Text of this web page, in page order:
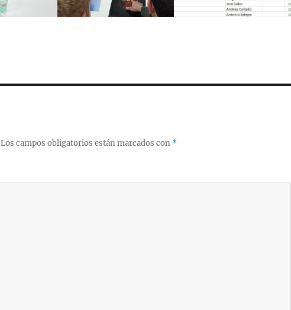
Los campos obligatorios están marcados con *